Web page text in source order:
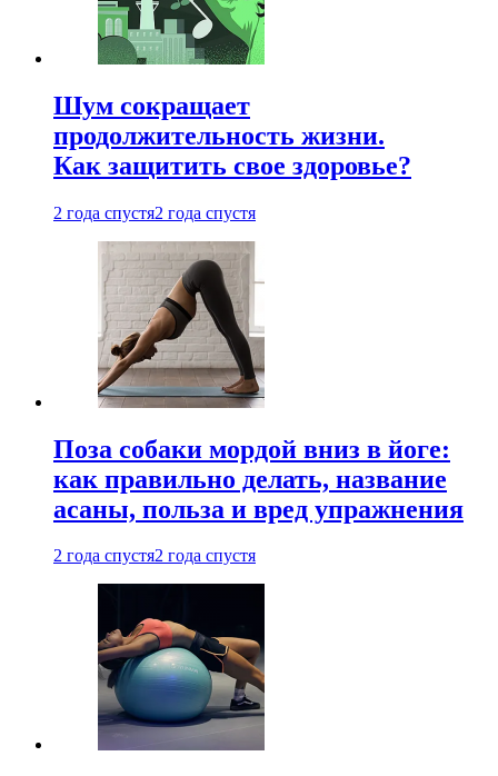
Шум сокращает
продолжительность жизни.
Как защитить свое здоровье?
2 года спустя2 года спустя
Поза собаки мордой вниз в йоге:
как правильно делать, название
асаны, польза и вред упражнения
2 года спустя2 года спустя